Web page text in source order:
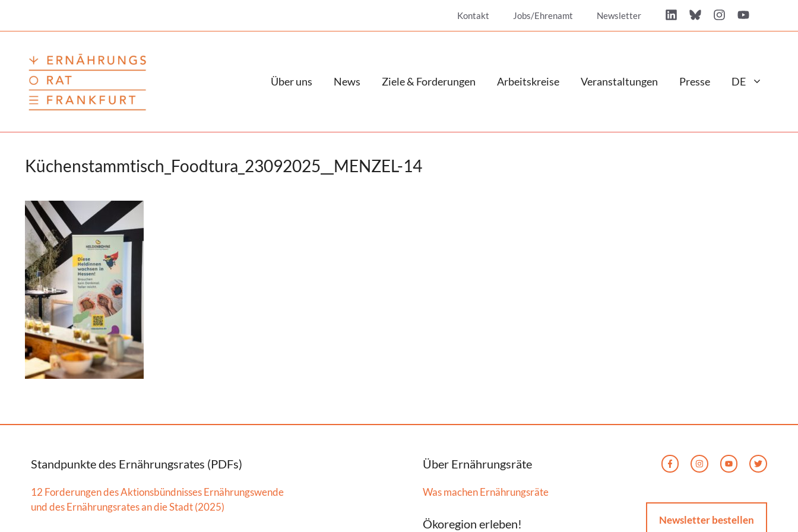
Kontakt Jobs/Ehrenamt Newsletter
Über uns News Ziele & Forderungen Arbeitskreise Veranstaltungen Presse DE
Küchenstammtisch_Foodtura_23092025__MENZEL-14
Standpunkte des Ernährungsrates (PDFs)
12 Forderungen des Aktionsbündnisses Ernährungswende
und des Ernährungsrates an die Stadt (2025)
Über Ernährungsräte
Was machen Ernährungsräte
Ökoregion erleben! Newsletter bestellen